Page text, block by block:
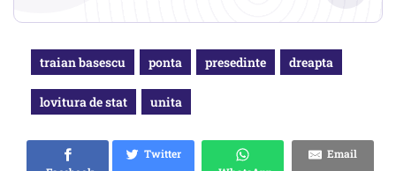
traian basescu ponta presedinte dreapta
lovitura de stat unita
Twitter
Email